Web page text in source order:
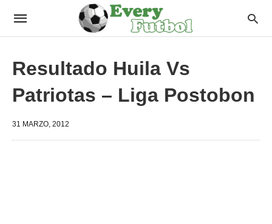
Resultado Huila Vs
Patriotas – Liga Postobon
31 MARZO, 2012